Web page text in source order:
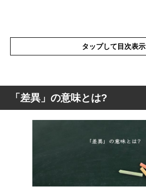
タップして目次表示
「差異」の意味とは?
「差異」の言葉の使い方
「差異」の意味とは?